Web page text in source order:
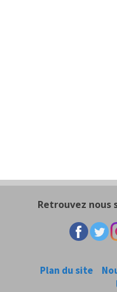
Retrouvez nous
Plan du site